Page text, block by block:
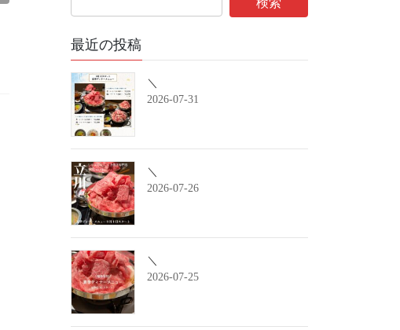
最近の投稿
＼
2026-07-31
＼
2026-07-26
＼
2026-07-25